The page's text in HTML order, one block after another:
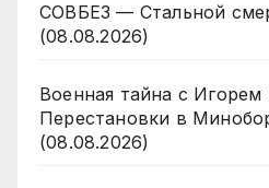
СОВБЕЗ — Стальной
(08.08.2026)
Военная тайна с
Перестановки в
(08.08.2026)